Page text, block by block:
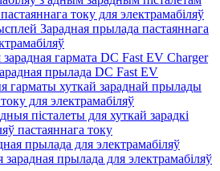
току для электрамабіляў
Зарадная прылада пастаяннага
зарадная гармата DC Fast EV Charger
прылада DC Fast EV
гарматы хуткай зараднай прылады
для электрамабіляў
пісталеты для хуткай зарадкі
пастаяннага току
прылада для электрамабіляў
прылада для электрамабіляў